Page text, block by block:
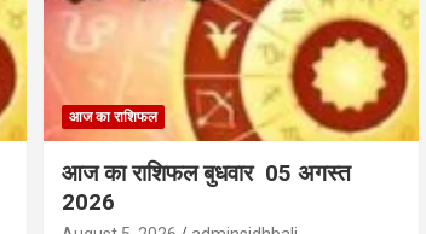
आज का राशिफल
आज का राशिफल बुधवार 05 अगस्त
2026